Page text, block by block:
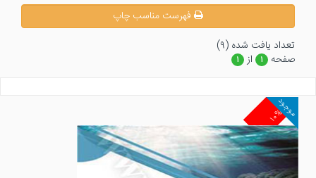
فهرست مناسب چاپ
تعداد يافت شده (۹)
صفحه
۱ از ۱
۱۰%
موجود